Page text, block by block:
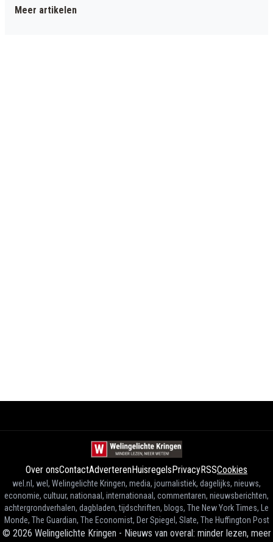
Meer artikelen
Over onsContactAdverterenHuisregelsPrivacyRSSCookies
wel.nl, wel, Welingelichte Kringen, media, journalistiek, dagelijks, nieuws,
economie, cultuur, nationaal, internationaal, commentaren, nieuwsberichten,
achtergrondverhalen, dagbladen, tijdschriften, blogs, The New York Times, Le
Monde, The Guardian, The Economist, Der Spiegel, Slate, The Huffington Post
© 2026 Welingelichte Kringen - Nieuws van overal: minder lezen, meer